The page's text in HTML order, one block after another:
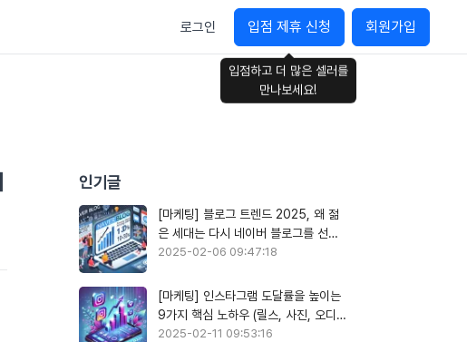
로그인 입점 제휴 신청
입점하고 더 많은 셀러를
만나보세요!
회원가입
인기글
[마케팅] 블로그 트렌드 2025, 왜 젊
은 세대는 다시 네이버 블로그를 선택
할까?
2025-02-06 09:47:18
[마케팅] 인스타그램 도달률을 높이는
9가지 핵심 노하우 (릴스, 사진, 오디오
활용)
2025-02-11 09:53:16